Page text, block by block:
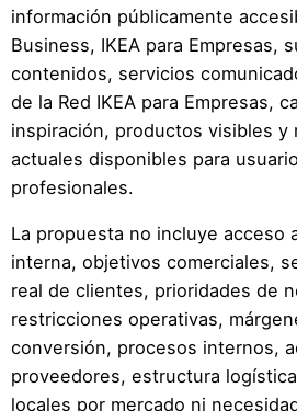
información públicamente
Business, IKEA para Empresas,
contenidos, servicios
de la Red IKEA para Empresas,
inspiración, productos visibles y
actuales disponibles para
profesionales.
La propuesta no incluye acceso
interna, objetivos comerciales,
real de clientes, prioridades de
restricciones operativas,
conversión, procesos internos,
proveedores, estructura
locales por mercado ni